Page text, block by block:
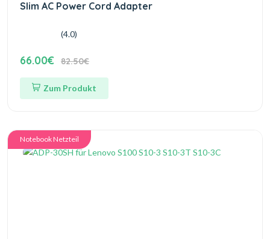
Slim AC Power Cord Adapter
(4.0)
66.00€ 82.50€
Zum Produkt
Notebook Netzteil